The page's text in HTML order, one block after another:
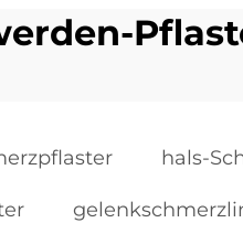
hals-